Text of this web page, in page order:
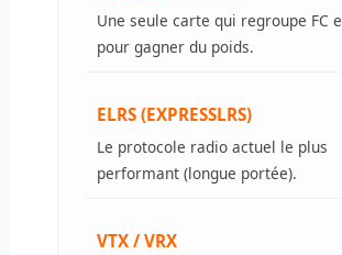
Une seule carte qui regroupe FC
pour gagner du poids.
ELRS (EXPRESSLRS)
Le protocole radio actuel le plus
performant (longue portée).
VTX / VRX